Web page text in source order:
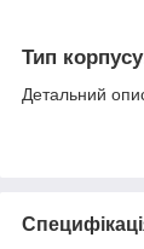
Тип
Детальний